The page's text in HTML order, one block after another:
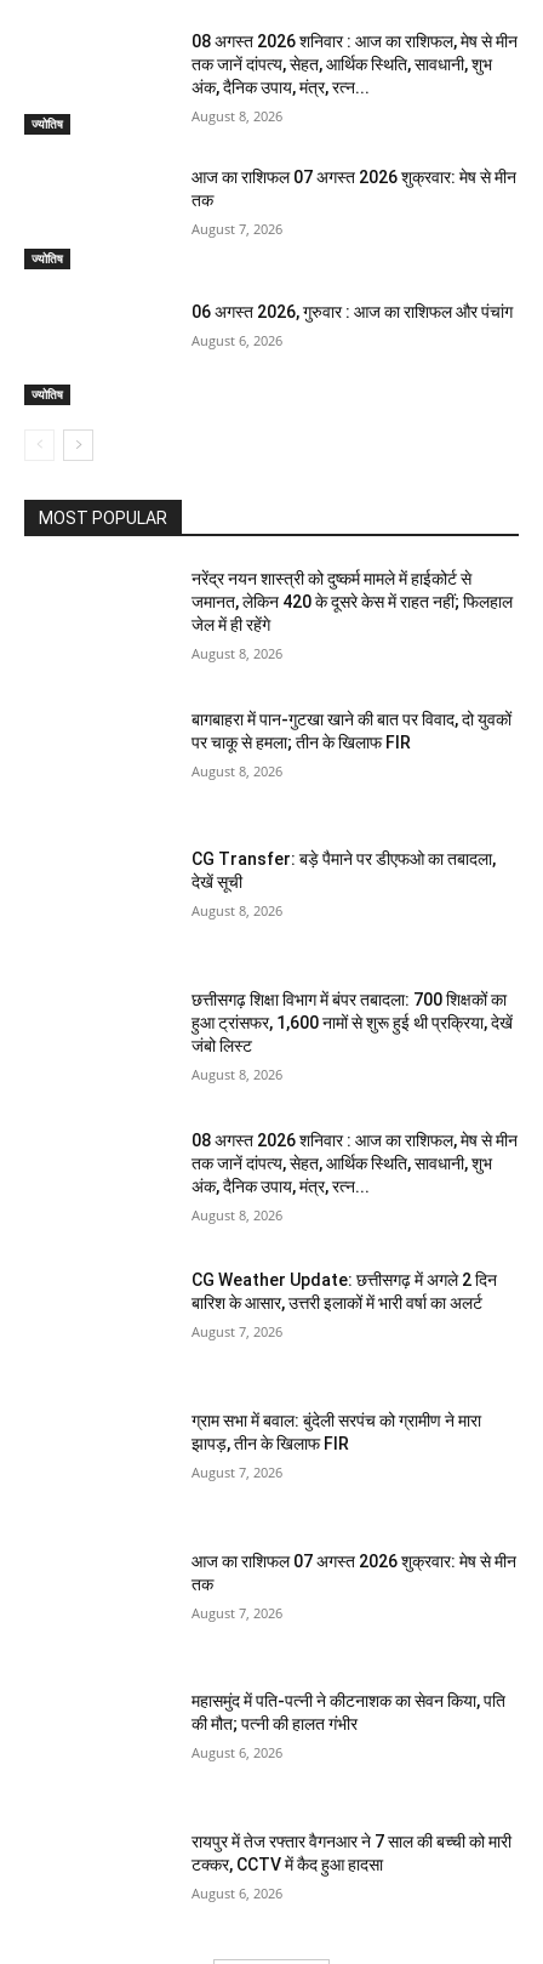
ज्योतिष
08 अगस्त 2026 शनिवार : आज का राशिफल, मेष से मीन
तक जानें दांपत्य, सेहत, आर्थिक स्थिति, सावधानी, शुभ
अंक, दैनिक उपाय, मंत्र, रत्न...
August 8, 2026
ज्योतिष
आज का राशिफल 07 अगस्त 2026 शुक्रवार: मेष से मीन
तक
August 7, 2026
ज्योतिष
06 अगस्त 2026, गुरुवार : आज का राशिफल और पंचांग
August 6, 2026
MOST POPULAR
नरेंद्र नयन शास्त्री को दुष्कर्म मामले में हाईकोर्ट से
जमानत, लेकिन 420 के दूसरे केस में राहत नहीं; फिलहाल
जेल में ही रहेंगे
August 8, 2026
बागबाहरा में पान-गुटखा खाने की बात पर विवाद, दो युवकों
पर चाकू से हमला; तीन के खिलाफ FIR
August 8, 2026
CG Transfer: बड़े पैमाने पर डीएफओ का तबादला,
देखें सूची
August 8, 2026
छत्तीसगढ़ शिक्षा विभाग में बंपर तबादला: 700 शिक्षकों का
हुआ ट्रांसफर, 1,600 नामों से शुरू हुई थी प्रक्रिया, देखें
जंबो लिस्ट
August 8, 2026
08 अगस्त 2026 शनिवार : आज का राशिफल, मेष से मीन
तक जानें दांपत्य, सेहत, आर्थिक स्थिति, सावधानी, शुभ
अंक, दैनिक उपाय, मंत्र, रत्न...
August 8, 2026
CG Weather Update: छत्तीसगढ़ में अगले 2 दिन
बारिश के आसार, उत्तरी इलाकों में भारी वर्षा का अलर्ट
August 7, 2026
ग्राम सभा में बवाल: बुंदेली सरपंच को ग्रामीण ने मारा
झापड़, तीन के खिलाफ FIR
August 7, 2026
आज का राशिफल 07 अगस्त 2026 शुक्रवार: मेष से मीन
तक
August 7, 2026
महासमुंद में पति-पत्नी ने कीटनाशक का सेवन किया, पति
की मौत; पत्नी की हालत गंभीर
August 6, 2026
रायपुर में तेज रफ्तार वैगनआर ने 7 साल की बच्ची को मारी
टक्कर, CCTV में कैद हुआ हादसा
August 6, 2026